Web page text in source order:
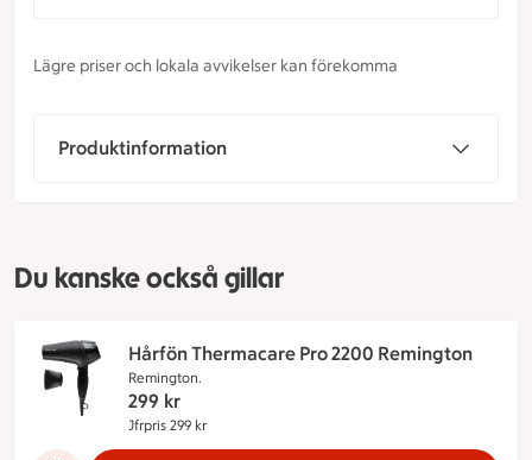
Lägre priser och lokala avvikelser kan förekomma
Produktinformation
Du kanske också gillar
Hårfön Thermacare Pro 2200 Remington
Remington.
299 kr
Jfrpris 299 kr